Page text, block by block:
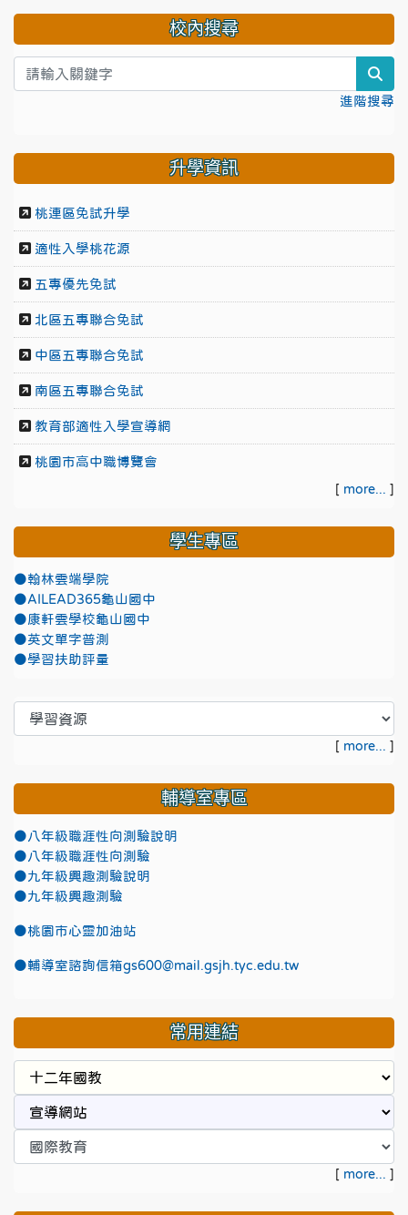
校內搜尋
進階搜尋
升學資訊
桃連區免試升學
適性入學桃花源
五專優先免試
北區五專聯合免試
中區五專聯合免試
南區五專聯合免試
教育部適性入學宣導網
桃園市高中職博覽會
[ more... ]
學生專區
●翰林雲端學院
●AILEAD365龜山國中
●康軒雲學校龜山國中
●英文單字普測
●學習扶助評量
[ more... ]
輔導室專區
●八年級職涯性向測驗說明
●八年級職涯性向測驗
●九年級興趣測驗說明
●九年級興趣測驗
●桃園市心靈加油站
●輔導室諮詢信箱gs600@mail.gsjh.tyc.edu.tw
常用連結
[ more... ]